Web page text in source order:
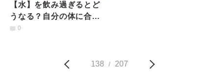
【水】を飲み過ぎるとど
うなる？自分の体に合っ
た水の摂取量を知る方法
0
138 / 207